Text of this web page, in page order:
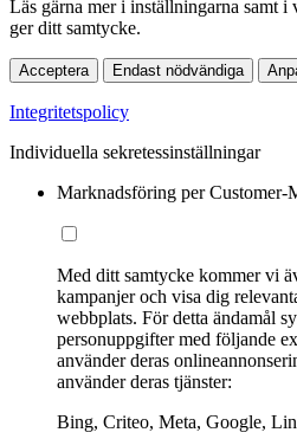
Läs gärna mer i inställningarna samt i
ger ditt samtycke.
Acceptera Endast nödvändiga
Integritetspolicy
Individuella sekretessinställningar
Marknadsföring per Customer-
Med ditt samtycke kommer vi
kampanjer och visa dig
webbplats. För detta ändamål
personuppgifter med följande
använder deras
använder deras tjänster:
Bing, Criteo, Meta, Google,